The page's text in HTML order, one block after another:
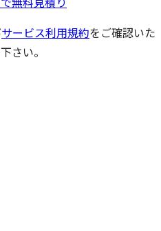
サービス利用規約をご確認いた
さい。